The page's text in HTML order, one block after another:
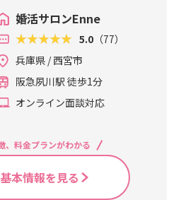
んどです。 かっこよく着こなしてい
人は、ご自身のサイズにちゃんと
ったスーツを選んで着こなしてい
ということ。 30代後半から男性も
なかまわりやお尻が大きくなりま
。既製品に合わせてパンツを選ぶ
、ジャケットが緩くなったり、ジ
たり．．．
勘男性どちらがモテると思います
？？もちろん、割り勘が良いとい
う女性もいます。ですが、大多数は
回デートでおごってくれる男性の
が有利だと思いませんか？つま
、同じことです。少数派よりも大
に好まれる服装を着ることがポイ
トです。多くの男性とお見合いが
めるかどうかが成婚のカギになる
からです！私もファッション業界で
婚活サロンEnne
5.0 （77）
兵庫県 / 西宮市
阪急夙川駅 徒歩1分
オンライン面談対応
、料金プランがわかる
本情報を見る